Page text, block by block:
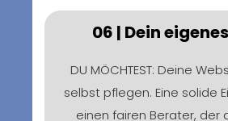
06 | Dein
DU MÖCHTEST: Deine
selbst pflegen. Eine solide
einen fairen Berater, der